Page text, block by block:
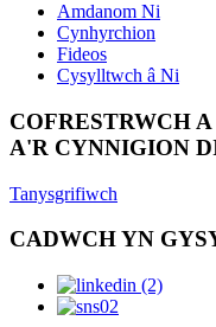
Amdanom Ni
Cynhyrchion
Fideos
Cysylltwch â Ni
COFRESTRWCH
A'R CYNNIGION
Tanysgrifiwch
CADWCH YN